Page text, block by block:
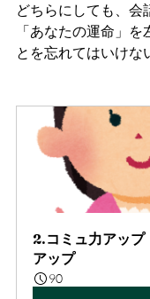
どちらにしても、会
「あなたの運命」
とを忘れてはいけな
2.コミュ力アップ
アップ
90